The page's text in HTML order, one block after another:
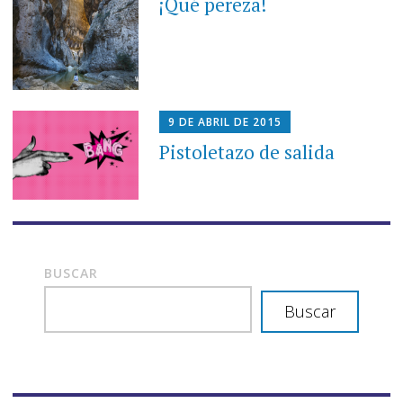
9 DE ABRIL DE 2015
Pistoletazo de salida
BUSCAR
Buscar